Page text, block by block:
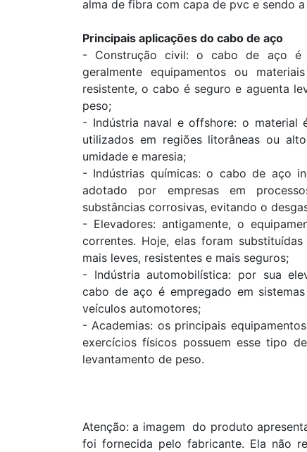
alma de fibra com capa de pvc e sendo a
Principais aplicações do cabo de aço
- Construção civil: o cabo de aço é
geralmente equipamentos ou
resistente, o cabo é seguro e aguenta
peso;
- Indústria naval e offshore: o material
utilizados em regiões litorâneas ou
umidade e maresia;
- Indústrias químicas: o cabo de aço
adotado por empresas em
substâncias corrosivas, evitando o
- Elevadores: antigamente, o
correntes. Hoje, elas foram
mais leves, resistentes e mais seguros;
- Indústria automobilística: por sua
cabo de aço é empregado em
veículos automotores;
- Academias: os principais
exercícios físicos possuem esse tipo
levantamento de peso.
Atenção: a imagem do produto
foi fornecida pelo fabricante. Ela não